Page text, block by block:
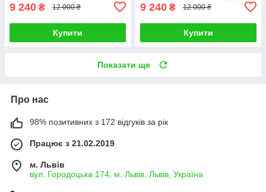
9 240 ₴ 12 000 ₴
Купити
9 240 ₴ 12 000 ₴
Купити
Показати ще
Про нас
98% позитивних з 172 відгуків за рік
Працює з 21.02.2019
м. Львів
вул. Городоцька 174, м. Львів, Львів, Україна